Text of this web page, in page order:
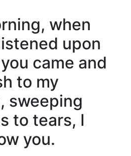
when
upon
came and
to my
sweeping
to tears, I
you.